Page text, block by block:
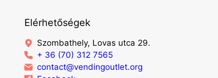
Elérhetőségek
Szombathely, Lovas utca 29.
+ 36 (70) 312 7565
contact@vendingoutlet.org